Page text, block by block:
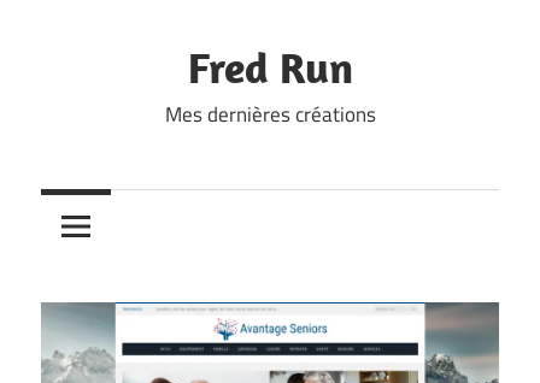
Fred Run
Mes dernières créations